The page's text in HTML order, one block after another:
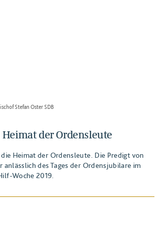
Stefan Oster SDB
Heimat der Ordensleute
die Heimat der Ordensleute. Die Predigt von
anlässlich des Tages der Ordensjubilare im
Woche 2019.